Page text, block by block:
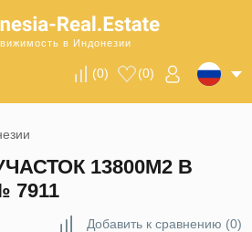
в Индонезии
(0) (0)
13800М2 В
Добавить к сравнению (0)